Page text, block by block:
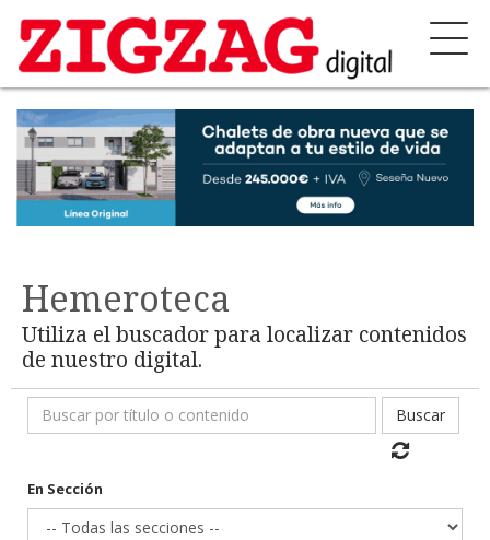
Hemeroteca
Utiliza el buscador para localizar contenidos
de nuestro digital.
Buscar
En Sección